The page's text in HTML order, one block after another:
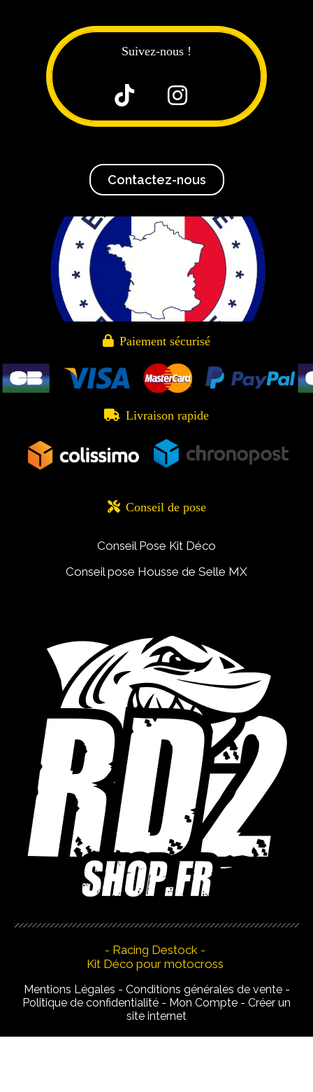
Suivez-nous !
 
Contactez-nous
 Paiement sécurisé
 Livraison rapide
 Conseil de pose
Conseil Pose Kit Déco
Conseil pose Housse de Selle MX
- Racing Destock -
Kit Déco pour motocross
Mentions Légales
Conditions générales de vente
Politique de confidentialité
Mon Compte
Créer un
site internet